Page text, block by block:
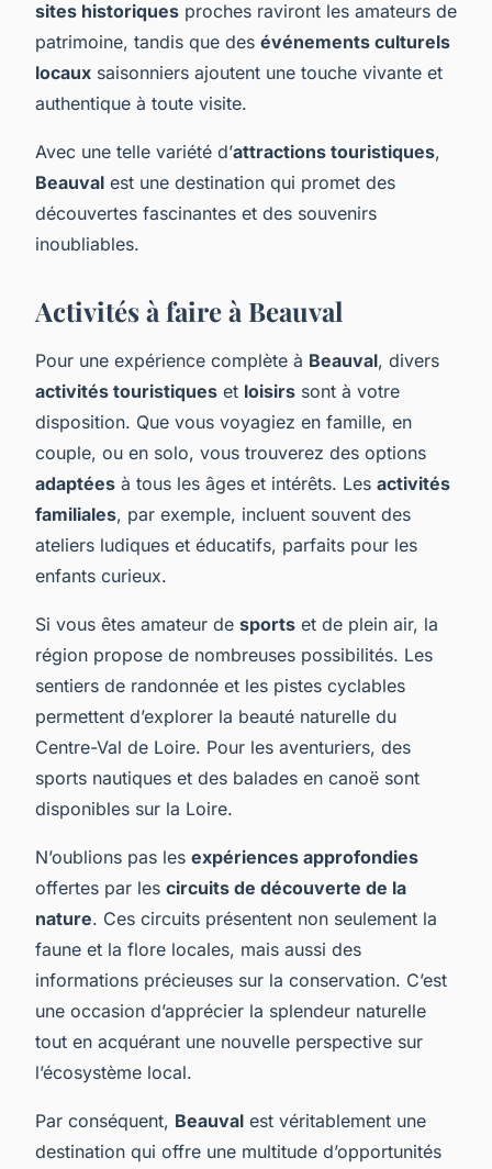
sites historiques proches raviront les amateurs de
patrimoine, tandis que des événements culturels
locaux saisonniers ajoutent une touche vivante et
authentique à toute visite.
Avec une telle variété d’attractions touristiques,
Beauval est une destination qui promet des
découvertes fascinantes et des souvenirs
inoubliables.
Activités à faire à Beauval
Pour une expérience complète à Beauval, divers
activités touristiques et loisirs sont à votre
disposition. Que vous voyagiez en famille, en
couple, ou en solo, vous trouverez des options
adaptées à tous les âges et intérêts. Les activités
familiales, par exemple, incluent souvent des
ateliers ludiques et éducatifs, parfaits pour les
enfants curieux.
Si vous êtes amateur de sports et de plein air, la
région propose de nombreuses possibilités. Les
sentiers de randonnée et les pistes cyclables
permettent d’explorer la beauté naturelle du
Centre-Val de Loire. Pour les aventuriers, des
sports nautiques et des balades en canoë sont
disponibles sur la Loire.
N’oublions pas les expériences approfondies
offertes par les circuits de découverte de la
nature. Ces circuits présentent non seulement la
faune et la flore locales, mais aussi des
informations précieuses sur la conservation. C’est
une occasion d’apprécier la splendeur naturelle
tout en acquérant une nouvelle perspective sur
l’écosystème local.
Par conséquent, Beauval est véritablement une
destination qui offre une multitude d’opportunités